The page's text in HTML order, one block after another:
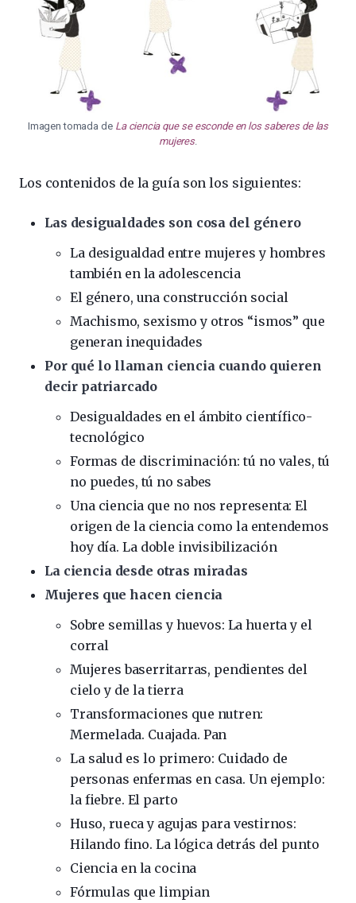
Imagen tomada de La ciencia que se esconde en los saberes de las
mujeres.
Los contenidos de la guía son los siguientes:
Las desigualdades son cosa del género
La desigualdad entre mujeres y hombres
también en la adolescencia
El género, una construcción social
Machismo, sexismo y otros “ismos” que
generan inequidades
Por qué lo llaman ciencia cuando quieren
decir patriarcado
Desigualdades en el ámbito científico-
tecnológico
Formas de discriminación: tú no vales, tú
no puedes, tú no sabes
Una ciencia que no nos representa: El
origen de la ciencia como la entendemos
hoy día. La doble invisibilización
La ciencia desde otras miradas
Mujeres que hacen ciencia
Sobre semillas y huevos: La huerta y el
corral
Mujeres baserritarras, pendientes del
cielo y de la tierra
Transformaciones que nutren:
Mermelada. Cuajada. Pan
La salud es lo primero: Cuidado de
personas enfermas en casa. Un ejemplo:
la fiebre. El parto
Huso, rueca y agujas para vestirnos:
Hilando fino. La lógica detrás del punto
Ciencia en la cocina
Fórmulas que limpian